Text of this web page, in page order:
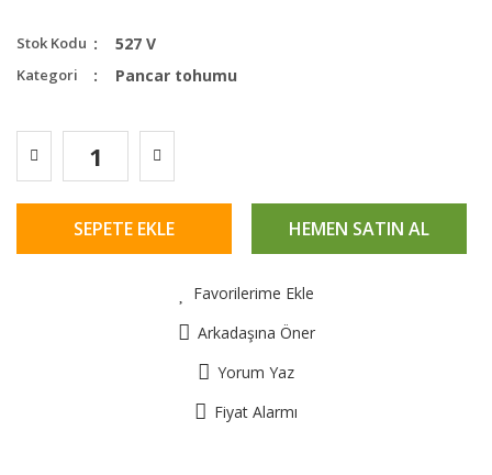
Stok Kodu 527 V
Kategori Pancar tohumu
SEPETE EKLE HEMEN SATIN AL
Favorilerime Ekle
Arkadaşına Öner
Yorum Yaz
Fiyat Alarmı